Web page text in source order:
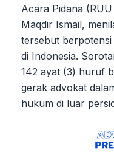
Acara Pidana
Maqdir Ismail,
tersebut
di Indonesia.
142 ayat (3) huruf
gerak advokat
hukum di luar